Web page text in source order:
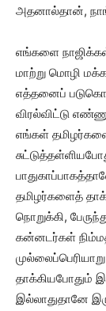
அதனால்தான்,
எங்களை
மாற்று மொழி
எத்தனைப்
விரல்விட்டு
எங்கள்
தமிழர்களைத்
நொறுக்கி,
கன்னடர்கள்
தாக்கியபோதும்
இல்லாதுதானே